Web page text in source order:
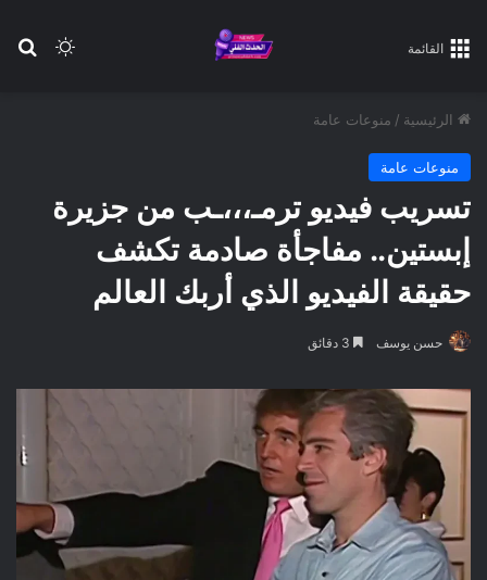
الوضع القائمة
الرئيسية / منوعات عامة
منوعات عامة
تسريب فيديو ترمـ،،،ـب من جزيرة
إبستين.. مفاجأة صادمة تكشف
حقيقة الفيديو الذي أربك العالم
حسن يوسف